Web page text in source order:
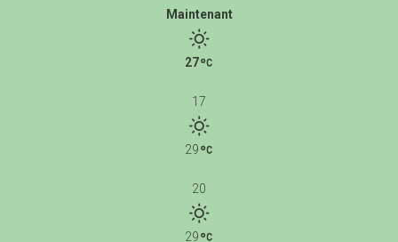
Maintenant
27
17
29
20
29